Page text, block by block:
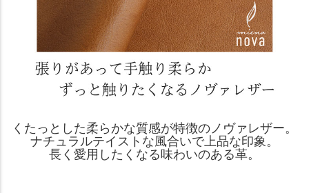
くたっとした柔らかな質感が特徴のノヴァレザー。
ナチュラルテイストな風合いで上品な印象。
長く愛用したくなる味わいのある革。